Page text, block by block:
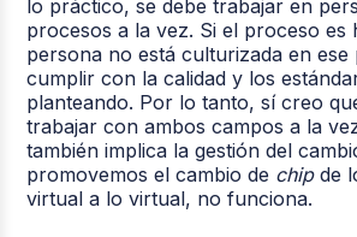
lo práctico, se debe trabajar en
procesos a la vez. Si el proceso es
persona no está culturizada en
cumplir con la calidad y los
planteando. Por lo tanto, sí creo
trabajar con ambos campos a la
también implica la gestión del
promovemos el cambio de chipde
virtual a lo virtual, no funciona.